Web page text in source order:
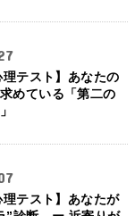
理テスト】あなたの
めている「第二の
理テスト】あなたが